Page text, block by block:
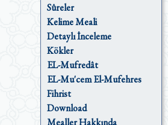
Sûreler
Kelime Meali
Detaylı İnceleme
Kökler
EL-Mufredât
EL-Mu'cem El-Mufehres
Fihrist
Download
Mealler Hakkında